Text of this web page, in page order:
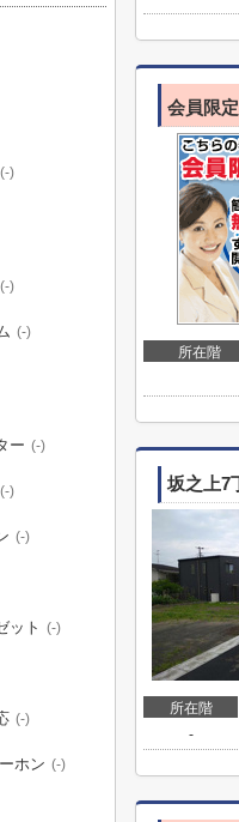
会員限定
所在階
坂之上7
所在階
-
(-)
(-)
(-)
ー (-)
(-)
(-)
ット (-)
(-)
ホン (-)